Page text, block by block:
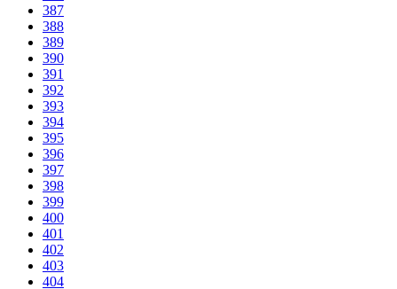
387
388
389
390
391
392
393
394
395
396
397
398
399
400
401
402
403
404